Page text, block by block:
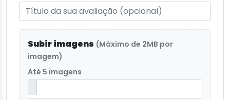
Subir imagens (Máximo de 2MB por
imagem)
Até 5 imagens